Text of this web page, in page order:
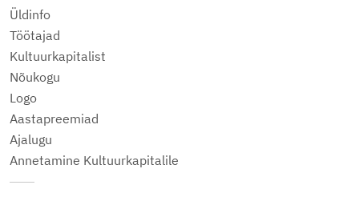
Üldinfo
Töötajad
Kultuurkapitalist
Nõukogu
Logo
Aastapreemiad
Ajalugu
Annetamine Kultuurkapitalile